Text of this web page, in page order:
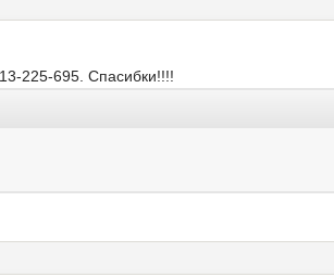
225-695. Спасибки!!!!